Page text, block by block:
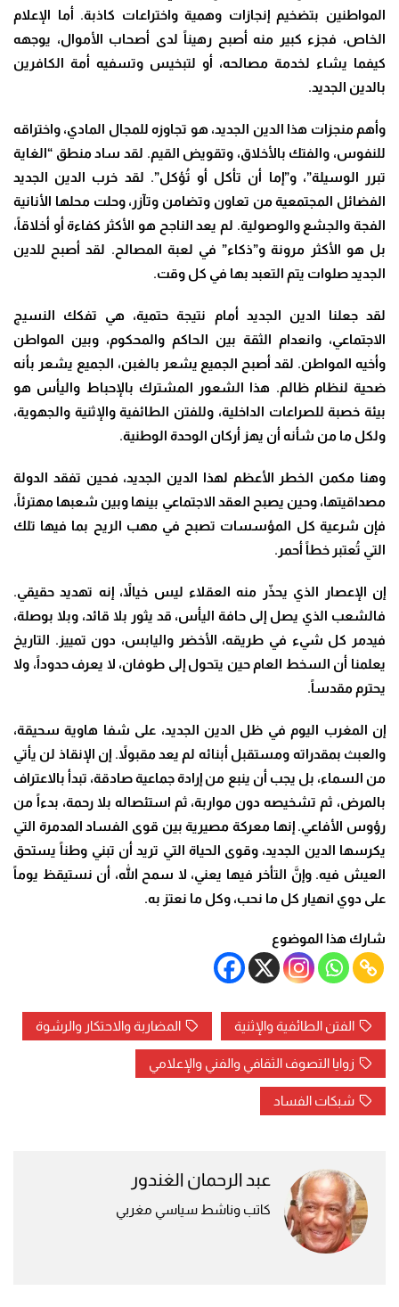
المواطنين بتضخيم إنجازات وهمية واختراعات كاذبة. أما الإعلام
الخاص، فجزء كبير منه أصبح رهيناً لدى أصحاب الأموال، يوجهه
كيفما يشاء لخدمة مصالحه، أو لتبخيس وتسفيه أمة الكافرين
بالدين الجديد.
وأهم منجزات هذا الدين الجديد، هو تجاوزه للمجال المادي، واختراقه
للنفوس، والفتك بالأخلاق، وتقويض القيم. لقد ساد منطق “الغاية
تبرر الوسيلة”، و”إما أن تأكل أو تُؤكل”. لقد خرب الدين الجديد
الفضائل المجتمعية من تعاون وتضامن وتآزر، وحلت محلها الأنانية
الفجة والجشع والوصولية. لم يعد الناجح هو الأكثر كفاءة أو أخلاقاً،
بل هو الأكثر مرونة و”ذكاء” في لعبة المصالح. لقد أصبح للدين
الجديد صلوات يتم التعبد بها في كل وقت.
لقد جعلنا الدين الجديد أمام نتيجة حتمية، هي تفكك النسيج
الاجتماعي، وانعدام الثقة بين الحاكم والمحكوم، وبين المواطن
وأخيه المواطن. لقد أصبح الجميع يشعر بالغبن، الجميع يشعر بأنه
ضحية لنظام ظالم. هذا الشعور المشترك بالإحباط واليأس هو
بيئة خصبة للصراعات الداخلية، وللفتن الطائفية والإثنية والجهوية،
ولكل ما من شأنه أن يهز أركان الوحدة الوطنية.
وهنا مكمن الخطر الأعظم لهذا الدين الجديد، فحين تفقد الدولة
مصداقيتها، وحين يصبح العقد الاجتماعي بينها وبين شعبها مهترئاً،
فإن شرعية كل المؤسسات تصبح في مهب الريح بما فيها تلك
التي تُعتبر خطاً أحمر .
إن الإعصار الذي يحذّر منه العقلاء ليس خيالاً، إنه تهديد حقيقي.
فالشعب الذي يصل إلى حافة اليأس، قد يثور بلا قائد، وبلا بوصلة،
فيدمر كل شيء في طريقه، الأخضر واليابس، دون تمييز. التاريخ
يعلمنا أن السخط العام حين يتحول إلى طوفان، لا يعرف حدوداً، ولا
يحترم مقدساً.
إن المغرب اليوم في ظل الدين الجديد، على شفا هاوية سحيقة،
والعبث بمقدراته ومستقبل أبنائه لم يعد مقبولاً. إن الإنقاذ لن يأتي
من السماء، بل يجب أن ينبع من إرادة جماعية صادقة، تبدأ بالاعتراف
بالمرض، ثم تشخيصه دون مواربة، ثم استئصاله بلا رحمة، بدءاً من
رؤوس الأفاعي. إنها معركة مصيرية بين قوى الفساد المدمرة التي
يكرسها الدين الجديد، وقوى الحياة التي تريد أن تبني وطناً يستحق
العيش فيه. وإنَّ التأخر فيها يعني، لا سمح الله، أن نستيقظ يوماً
على دوي انهيار كل ما نحب، وكل ما نعتز به.
شارك هذا الموضوع
الفتن الطائفية والإثنية المضاربة والاحتكار والرشوة
زوايا التصوف الثقافي والفني والإعلامي
شبكات الفساد
عبد الرحمان الغندور
كاتب وناشط سياسي مغربي